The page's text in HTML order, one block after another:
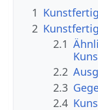
1
2
2.1
2.2
2.3
2.4